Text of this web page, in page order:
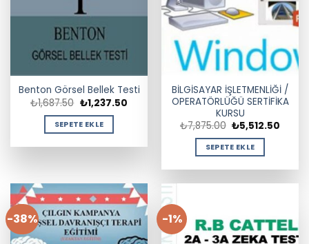
Benton Görsel Bellek Testi
₺1,687.50 Orijinal
fiyat:
₺1,687.50.
₺1,237.50Şu
SEPETE EKLE
BİLGİSAYAR İŞLETMENLİĞİ /
OPERATÖRLÜĞÜ SERTİFİKA
KURSU
₺7,875.00 Orijinal
fiyat:
₺7,875.00.
₺5,512.50
SEPETE EKLE
-38% -1%